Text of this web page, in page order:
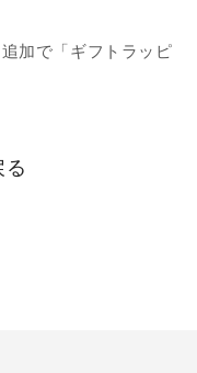
加で「ギフトラッピ